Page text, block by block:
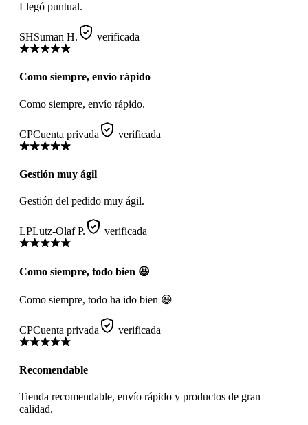
Llegó puntual.
SHSuman H. verificada
Como siempre, envío rápido
Como siempre, envío rápido.
CPCuenta privada verificada
Gestión muy ágil
Gestión del pedido muy ágil.
LPLutz-Olaf P. verificada
Como siempre, todo bien 😃
Como siempre, todo ha ido bien 😃
CPCuenta privada verificada
Recomendable
Tienda recomendable, envío rápido y productos de gran
calidad.